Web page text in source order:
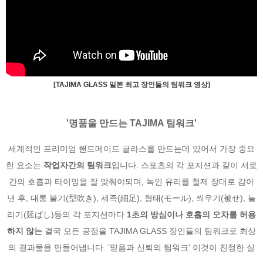
[TAJIMA GLASS 일본 최고 장인들의 팀워크 영상]
'명품을 만드는 TAJIMA 팀워크'
세계적인 프리미엄 핸드메이드 글라스를 만드는데 있어서 가장 중요
한 요소는 작업자간의 팀워크입니다. 스포츠의 각 포지션과 같이 서로
간의 호흡과 타이밍을 잘 맞춰야되며, 녹인 유리를 철제 장대로 감아
낸 후, 대롱 불기(型吹き), 세족(細足), 형태(モール), 씌우기(被せ), 늘
리기(延ばし)등의 각 포지션마다 1초의 방심이나 호흡의 오차를 허용
하지 않는 결국 모든 공정을 TAJIMA GLASS 장인들의 팀워크로 최상
의 결과물을 만들어냅니다. '믿음과 신뢰의 팀워크' 이것이 진정한 실